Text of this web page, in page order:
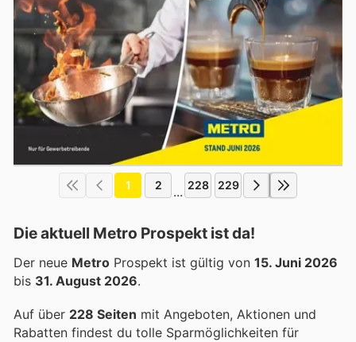
1 2 ... 228 229
Die aktuell Metro Prospekt ist da!
Der neue Metro Prospekt ist gültig von 15. Juni 2026
bis 31. August 2026.
Auf über 228 Seiten mit Angeboten, Aktionen und
Rabatten findest du tolle Sparmöglichkeiten für